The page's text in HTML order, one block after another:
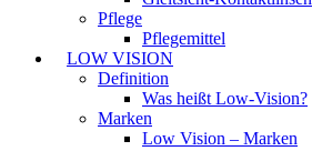
Pflege
Pflegemittel
LOW VISION
Definition
Was heißt Low-Vision?
Marken
Low Vision – Marken